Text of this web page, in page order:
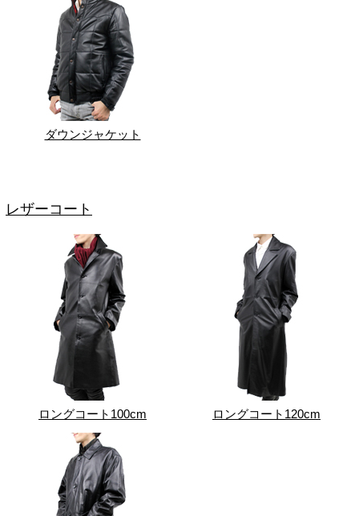
ダウンジャケット
レザーコート
ロングコート100cm ロングコート120cm